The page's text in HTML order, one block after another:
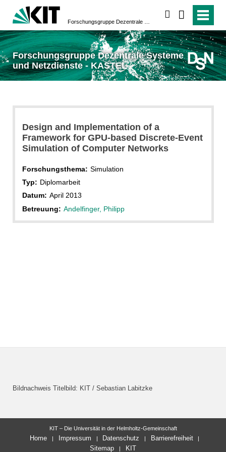
Forschungsgruppe Dezentrale Systeme
und Netzdienste - KASTEL
Design and Implementation of a
Framework for GPU-based Discrete-Event
Simulation of Computer Networks
Forschungsthema: Simulation
Typ: Diplomarbeit
Datum: April 2013
Betreuung: Andelfinger, Philipp
Bildnachweis Titelbild: KIT / Sebastian Labitzke
KIT – Die Universität in der Helmholtz-Gemeinschaft
Home Impressum Datenschutz
Barrierefreiheit
Sitemap
KIT